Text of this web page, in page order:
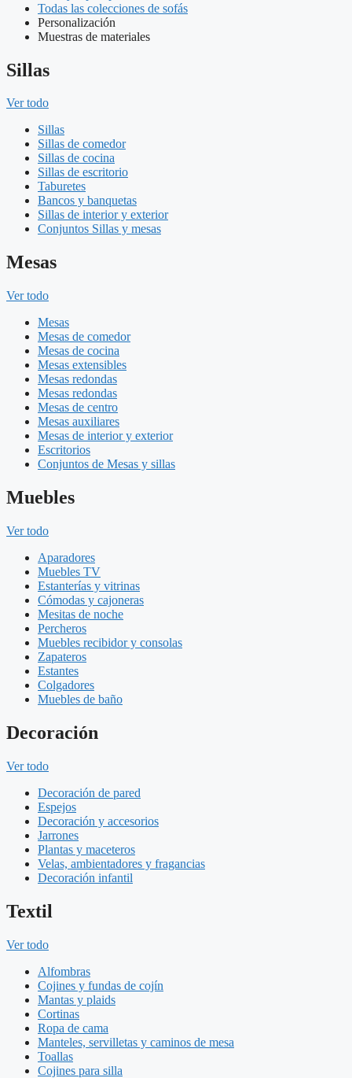
Todas las colecciones de sofás
Personalización
Muestras de materiales
Sillas
Ver todo
Sillas
Sillas de comedor
Sillas de cocina
Sillas de escritorio
Taburetes
Bancos y banquetas
Sillas de interior y exterior
Conjuntos Sillas y mesas
Mesas
Ver todo
Mesas
Mesas de comedor
Mesas de cocina
Mesas extensibles
Mesas redondas
Mesas redondas
Mesas de centro
Mesas auxiliares
Mesas de interior y exterior
Escritorios
Conjuntos de Mesas y sillas
Muebles
Ver todo
Aparadores
Muebles TV
Estanterías y vitrinas
Cómodas y cajoneras
Mesitas de noche
Percheros
Muebles recibidor y consolas
Zapateros
Estantes
Colgadores
Muebles de baño
Decoración
Ver todo
Decoración de pared
Espejos
Decoración y accesorios
Jarrones
Plantas y maceteros
Velas, ambientadores y fragancias
Decoración infantil
Textil
Ver todo
Alfombras
Cojines y fundas de cojín
Mantas y plaids
Cortinas
Ropa de cama
Manteles, servilletas y caminos de mesa
Toallas
Cojines para silla